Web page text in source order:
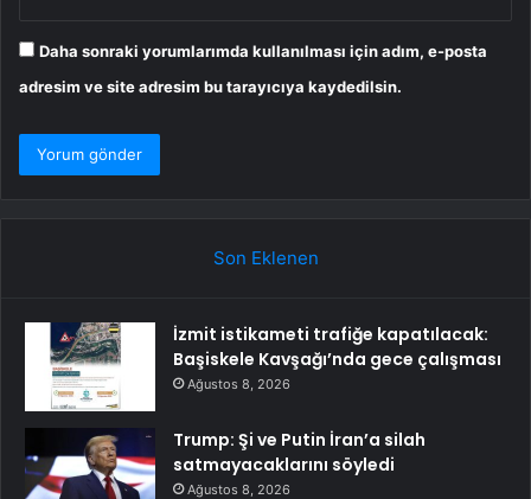
Daha sonraki yorumlarımda kullanılması için adım, e-posta
adresim ve site adresim bu tarayıcıya kaydedilsin.
Son Eklenen
İzmit istikameti trafiğe kapatılacak:
Başiskele Kavşağı’nda gece çalışması
Ağustos 8, 2026
Trump: Şi ve Putin İran’a silah
satmayacaklarını söyledi
Ağustos 8, 2026